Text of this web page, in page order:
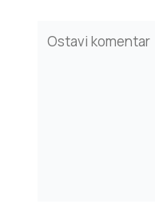
here..